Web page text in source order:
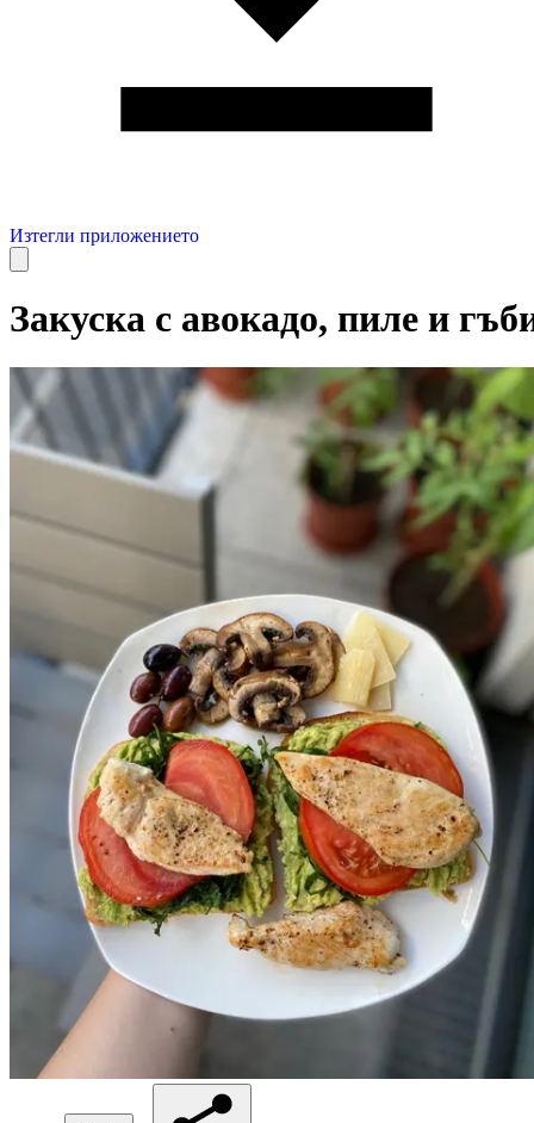
Изтегли приложението
Закуска с авокадо, пиле и